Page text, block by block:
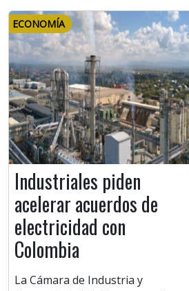
ECONOMÍA
Industriales piden
acelerar acuerdos de
electricidad con
Colombia
La Cámara de Industria y